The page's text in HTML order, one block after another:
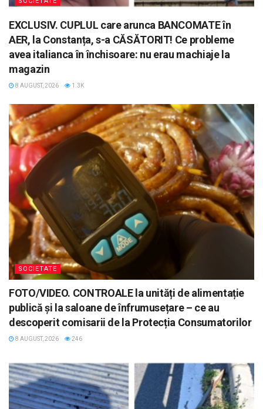
EXCLUSIV. CUPLUL care arunca BANCOMATE în
AER, la Constanța, s-a CĂSĂTORIT! Ce probleme
avea italianca în închisoare: nu erau machiaje la
magazin
8 AUGUST, 2026 1.3K
SOCIETATE
FOTO/VIDEO. CONTROALE la unități de alimentație
publică și la saloane de înfrumusețare – ce au
descoperit comisarii de la Protecția Consumatorilor
8 AUGUST, 2026 246